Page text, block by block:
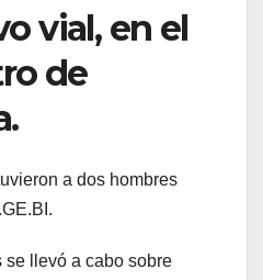
vial, en el
de
a dos hombres
llevó a cabo sobre